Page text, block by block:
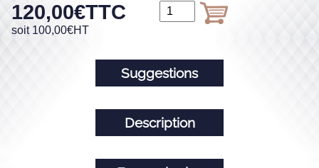
120,00€TTC
soit 100,00€HT
Suggestions
Description